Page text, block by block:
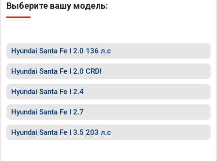
Выберите вашу модель:
Hyundai Santa Fe I 2.0 136 л.с
Hyundai Santa Fe I 2.0 CRDI
Hyundai Santa Fe I 2.4
Hyundai Santa Fe I 2.7
Hyundai Santa Fe I 3.5 203 л.с